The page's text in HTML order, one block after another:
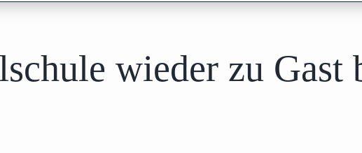
wieder zu Gast